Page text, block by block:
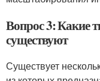
Вопрос 3: Какие
существуют
Существует